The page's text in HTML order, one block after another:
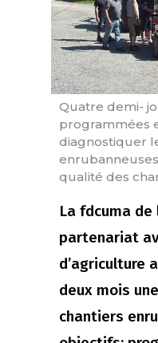
Quatre demi-
programmées
diagnostiquer
qualité des
La fdcuma de
partenariat
d’agriculture
deux mois
chantiers